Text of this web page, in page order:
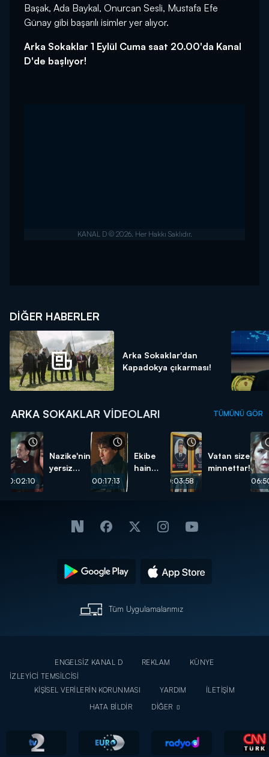
Başak, Ada Baykal, Onurcan Sesli, Mustafa Efe
Günay gibi başarılı isimler yer alıyor.
Arka Sokaklar 1 Eylül Cuma saat 20.00'da Kanal
D'de başlıyor!
DIĞER HABERLER
Arka Sokaklar'dan
Kapadokya çıkarması!
ARKA SOKAKLAR VIDEOLARI TÜMÜNÜ GÖR
00:02:10
Nazike'nin
yersiz
00:17:13
Ekibe
hain
00:03:58
Vatan size
minnettar!
Tüm Uygulamalarımız
ENGELSİZ KANAL D REKLAM
KÜNYE
İZLEYİCİ TEMSİLCİSİ
KİŞİSEL VERİLERİN KORUNMASI
YARDIM
İLETİŞİM
HATA BİLDİR
DİĞER